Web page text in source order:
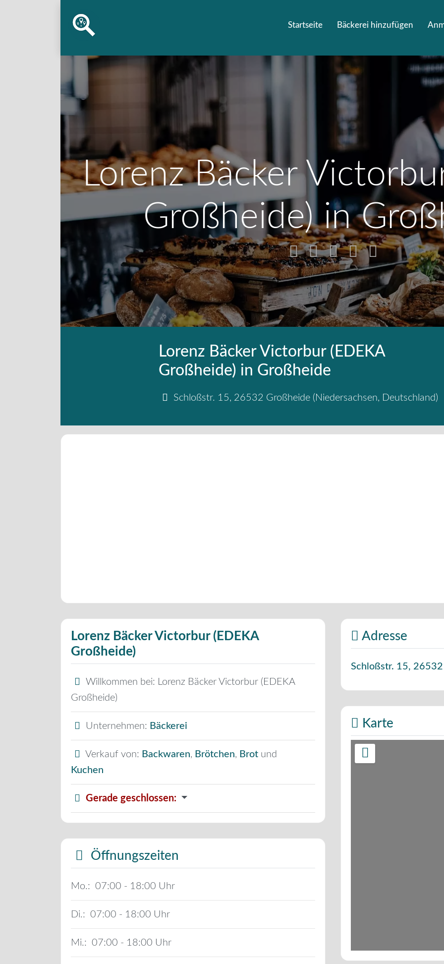
Startseite Bäckerei hinzufügen
Lorenz Bäcker
Großheide) in
Lorenz Bäcker Victorbur (EDEKA
Großheide) in Großheide
Schloßstr. 15, 26532 Großheide ( Niedersachsen, Deutschland)
Lorenz Bäcker Victorbur (EDEKA
Großheide)
Willkommen bei: Lorenz Bäcker Victorbur (EDEKA
Großheide)
Unternehmen: Bäckerei
Verkauf von: Backwaren, Brötchen, Brot und
Kuchen
Gerade geschlossen:
Öffnungszeiten
Mo.: 07:00 - 18:00
Di.: 07:00 - 18:00
Mi.: 07:00 - 18:00
Adresse
Schloßstr. 15, 26532
Karte